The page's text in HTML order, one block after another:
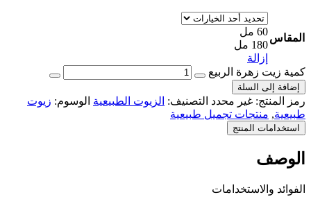
المقاس
60 مل
180 مل
إزالة
كمية زيت زهرة الربيع
إضافة إلى السلة
رمز المنتج: غير محدد التصنيف: الزيوت الطبيعية الوسوم: زيوت
طبيعية, منتجات تجميل طبيعية
استخدامات المنتج
الوصف
الفوائد والاستخدامات